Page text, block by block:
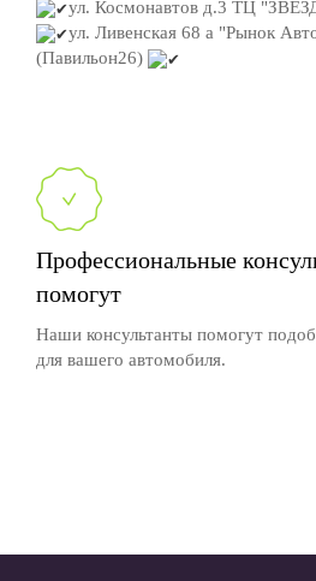
ул. Космонавтов д.3 ТЦ
ул. Ливенская 68 а "Рынок
(Павильон26)
Профессиональные
помогут
Наши консультанты помогут
для вашего автомобиля.